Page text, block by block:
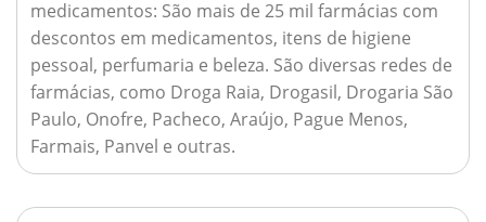
medicamentos: São mais de 25 mil farmácias com
descontos em medicamentos, itens de higiene
pessoal, perfumaria e beleza. São diversas redes de
farmácias, como Droga Raia, Drogasil, Drogaria São
Paulo, Onofre, Pacheco, Araújo, Pague Menos,
Farmais, Panvel e outras.